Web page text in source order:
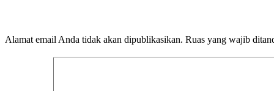
Alamat email Anda tidak akan dipublikasikan. Ruas yang wajib